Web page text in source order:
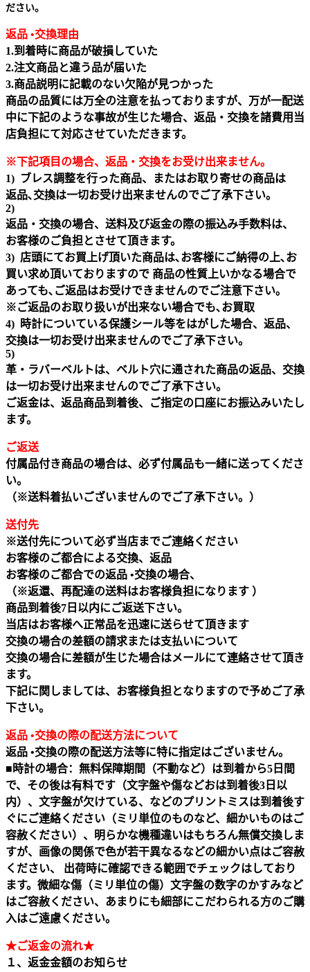
ださい。
返品 •交換理由
1.到着時に商品が破損していた
2.注文商品と違う品が届いた
3.商品説明に記載のない欠陥が見つかった
商品の品質には万全の注意を払っておりますが、万が一配送
中に下記のような事故が生じた場合、返品・交換を諸費用当
店負担にて対応させていただきます。
※下記項目の場合、返品・交換をお受け出来ません｡
1) ブレス調整を行った商品、またはお取り寄せの商品は
返品､交換は一切お受け出来ませんのでご了承下さい。
2)
返品・交換の場合、送料及び返金の際の振込み手数料は、
お客様のご負担とさせて頂きます。
3) 店頭にてお買上げ頂いた商品は､お客様にご納得の上､お
買い求め頂いておりますので 商品の性質上いかなる場合で
あっても､ご返品はお受けできませんのでご注意下さい｡
※ご返品のお取り扱いが出来ない場合でも､お買取
4) 時計についている保護シール等をはがした場合、返品、
交換は一切お受け出来ませんのでご了承下さい。
5)
革・ラバーベルトは、ベルト穴に通された商品の返品、交換
は一切お受け出来ませんのでご了承下さい。
ご返金は、返品商品到着後、ご指定の口座にお振込みいたし
ます。
ご返送
付属品付き商品の場合は、必ず付属品も一緒に送ってくださ
い。
（※送料着払いございませんのでご了承下さい。）
送付先
※送付先について必ず当店までご連絡ください
お客様のご都合による交換、返品
お客様のご都合での返品 •交換の場合、
（※返還、再配達の送料はお客様負担になります ）
商品到着後7日以内にご返送下さい。
当店はお客様へ正常品を迅速に送らせて頂きます
交換の場合の差額の請求または支払いについて
交換の場合に差額が生じた場合はメールにて連絡させて頂き
ます。
下記に関しましては、お客様負担となりますので予めご了承
下さい。
返品 •交換の際の配送方法について
返品 •交換の際の配送方法等に特に指定はございません。
■時計の場合：無料保障期間（不動など）は到着から5日間
で、その後は有料です（文字盤や傷などおは到着後3日以
内）、文字盤が欠けている、などのプリントミスは到着後す
ぐにご連絡ください（ミリ単位のものなど、細かいものはご
容赦ください）、明らかな機種違いはもちろん無償交換しま
すが、画像の関係で色が若干異なるなどの細かい点はご容赦
ください、 出荷時に確認できる範囲でチェックはしており
ます。微細な傷（ミリ単位の傷）文字盤の数字のかすみなど
はご容赦ください、あまりにも細部にこだわられる方のご購
入はご遠慮ください。
★ご返金の流れ★
１、返金金額のお知らせ